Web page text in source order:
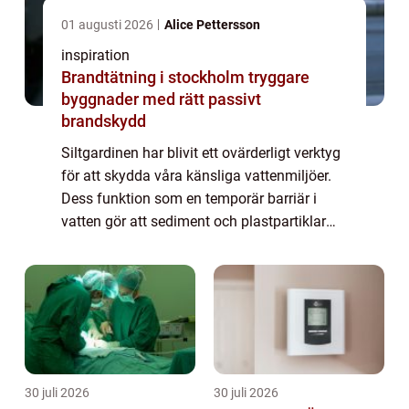
01 augusti 2026 Alice Pettersson
inspiration
Brandtätning i stockholm tryggare
byggnader med rätt passivt
brandskydd
Siltgardinen har blivit ett ovärderligt verktyg
för att skydda våra känsliga vattenmiljöer.
Dess funktion som en temporär barriär i
vatten gör att sediment och plastpartiklar
30 juli 2026 30 juli 2026